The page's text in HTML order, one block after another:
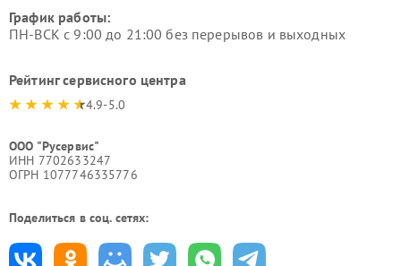
График работы:
ПН-ВСК с 9:00 до 21:00 без перерывов и выходных
Рейтинг сервисного центра
4.9-5.0
ООО "Русервис"
ИНН 7702633247
ОГРН 1077746335776
Поделиться в соц. сетях: